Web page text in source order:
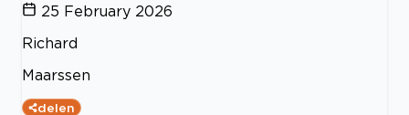
25 February 2026
Richard
Maarssen
delen